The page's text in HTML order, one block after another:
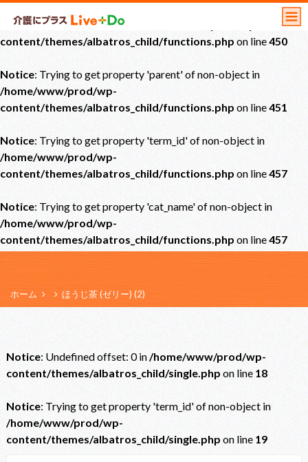
Notice: Undefined offset: 0 in
content/themes/albatros_child/functions.php on line450
Notice: Trying to get property 'parent' of non-object in
/home/www/prod/wp-
content/themes/albatros_child/functions.php on line451
Notice: Trying to get property 'term_id' of non-object in
/home/www/prod/wp-
content/themes/albatros_child/functions.php on line457
Notice: Trying to get property 'cat_name' of non-object in
/home/www/prod/wp-
content/themes/albatros_child/functions.php on line457
ホーム ほうじ茶 (ゼリー) (2)
Notice: Undefined offset: 0 in/home/www/prod/wp-
content/themes/albatros_child/single.php on line 18
Notice: Trying to get property 'term_id' of non-object in
/home/www/prod/wp-
content/themes/albatros_child/single.php on line 19